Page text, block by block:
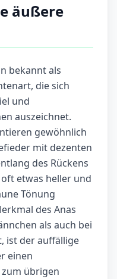
äußere
bekannt als
die sich
und
auszeichnet.
gewöhnlich
mit dezenten
des Rückens
etwas heller und
Tönung
des Anas
als auch bei
ist der auffällige
einen
übrigen